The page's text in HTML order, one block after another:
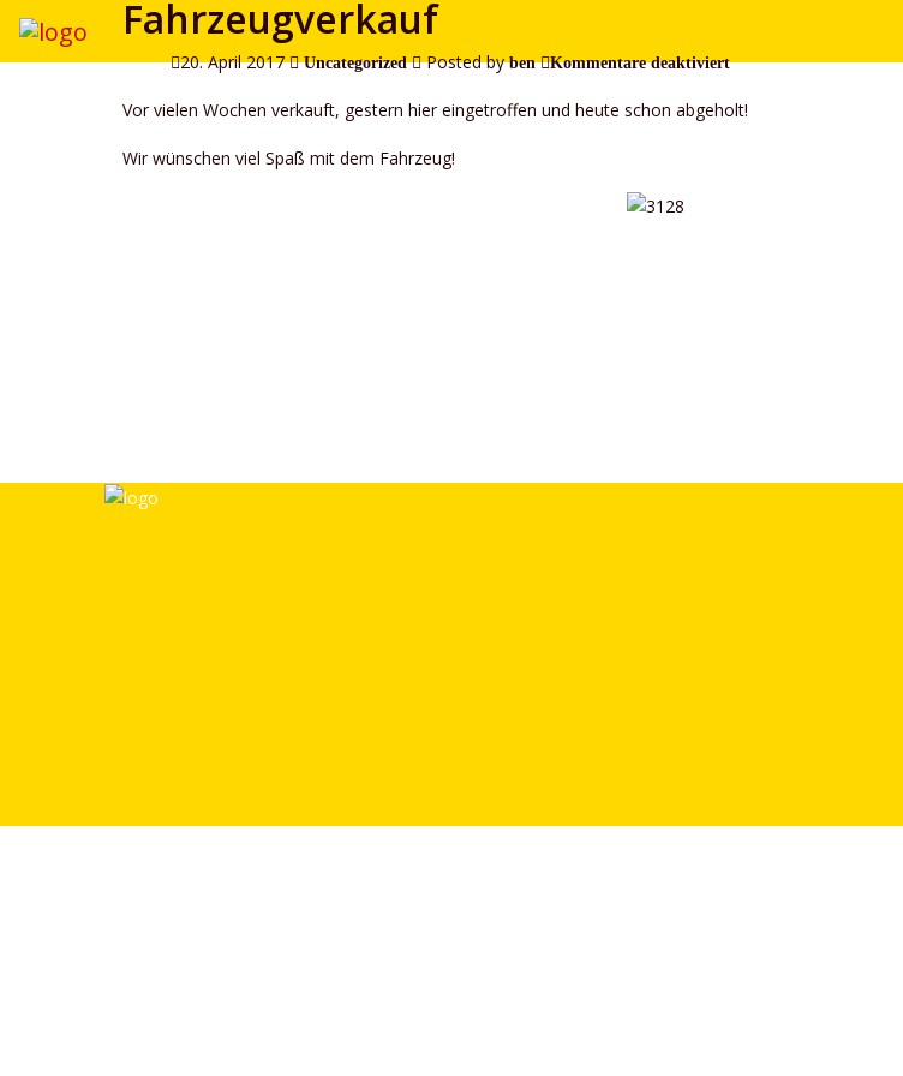
Fahrzeugverkauf
20. April 2017 Uncategorized Posted by ben Kommentare deaktiviertfür
Vor vielen Wochen verkauft, gestern hier eingetroffen und heute schon abgeholt!
Wir wünschen viel Spaß mit dem Fahrzeug!